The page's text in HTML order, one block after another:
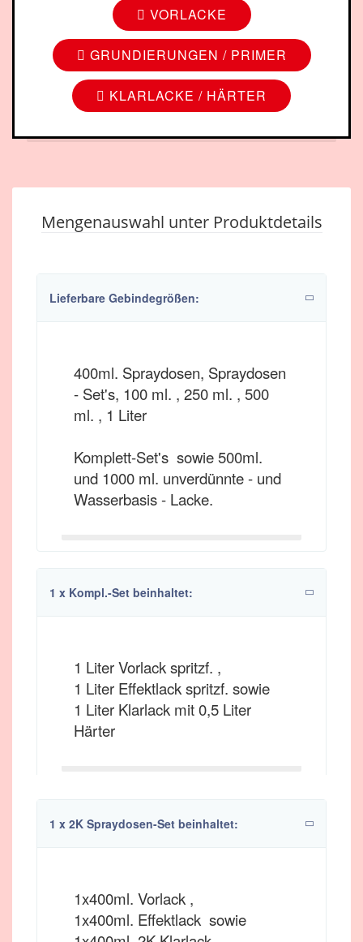
VORLACKE
GRUNDIERUNGEN / PRIMER
KLARLACKE / HÄRTER
Mengenauswahl unter Produktdetails
Lieferbare Gebindegrößen:
400ml. Spraydosen, Spraydosen
- Set's, 100 ml. , 250 ml. , 500
ml. , 1 Liter
Komplett-Set's sowie 500ml.
und 1000 ml. unverdünnte - und
Wasserbasis - Lacke.
1 x Kompl.-Set beinhaltet:
1 Liter Vorlack spritzf. ,
1 Liter Effektlack spritzf. sowie
1 Liter Klarlack mit 0,5 Liter
Härter
1 x 2K Spraydosen-Set beinhaltet:
1x400ml. Vorlack ,
1x400ml. Effektlack sowie